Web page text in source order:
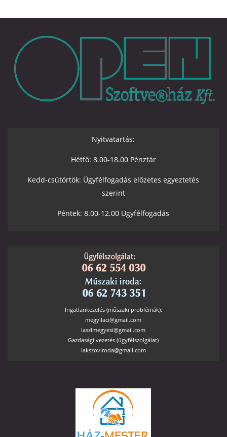
Nyitvatartás:
Hétfő: 8.00-18.00 Pénztár
Kedd-csütörtök: Ügyfélfogadás előzetes egyeztetés
szerint
Péntek: 8.00-12.00 Ügyfélfogadás
Ingatlankezelés (műszaki problémák):
megyilaci@gmail.com
laszlmegyesi@gmail.com
Gazdasági vezetés (ügyfélszolgálat)
lakszoviroda@gmail.com